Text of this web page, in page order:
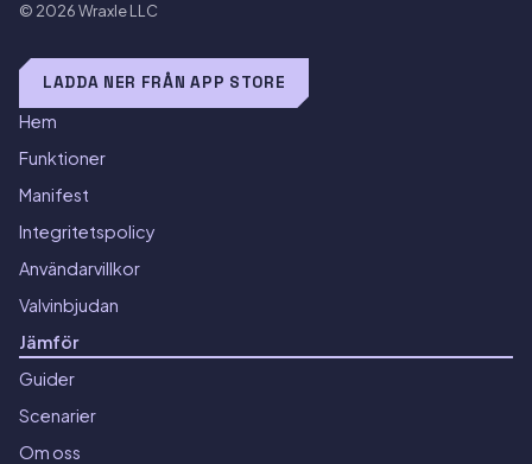
© 2026Wraxle LLC
LADDA NER FRÅN APP STORE
Hem
Funktioner
Manifest
Integritetspolicy
Användarvillkor
Valvinbjudan
Jämför
Guider
Scenarier
Om oss